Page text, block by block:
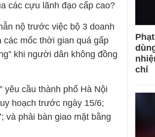
các cựu lãnh đạo cấp cao?
nộ trước việc bộ 3 doanh
mốc thời gian quá gấp
khi người dân không đồng
yêu cầu thành phố Hà Nội
hoạch trước ngày 15/6;
và phải bàn giao mặt bằng
chí